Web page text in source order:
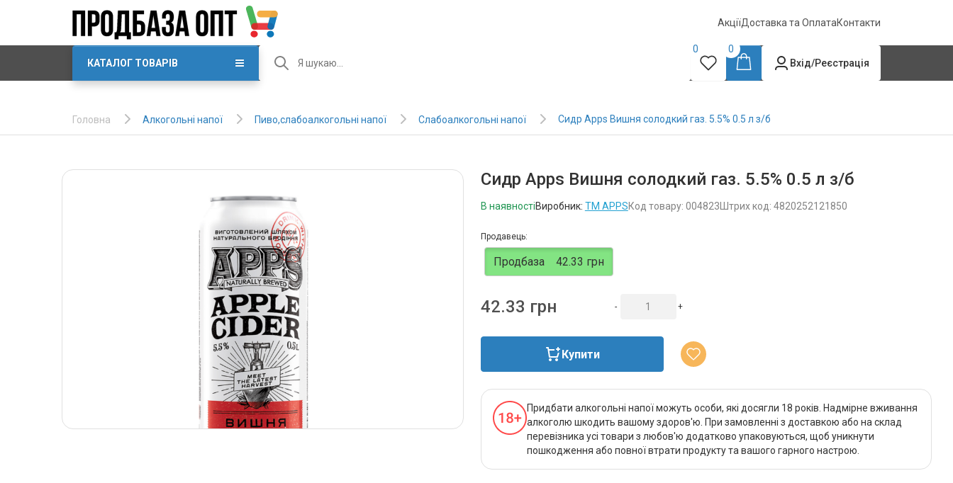
АкціїДоставка та ОплатаКонтакти
КАТАЛОГ ТОВАРІВ
0
0
Вхід/Реєстрація
Головна Алкогольні напої Пиво,слабоалкогольні напої Слабоалкогольні напої Сидр Apps Вишня солодкий газ. 5.5% 0.5 л з/б
Сидр Apps Вишня солодкий газ. 5.5% 0.5 л з/б
В наявностіВиробник: ТМ APPSКод товару: 004823 Штрих код: 4820252121850
Продавець:
Продбаза 42.33 грн
42.33 грн - +
Купити
Придбати алкогольні напої можуть особи, які досягли 18 років. Надмірне вживання
алкоголю шкодить вашому здоров'ю. При замовленні з доставкою або на склад
перевізника усі товари з любов'ю додатково упаковуються, щоб уникнути
пошкодження або повної втрати продукту та вашого гарного настрою.